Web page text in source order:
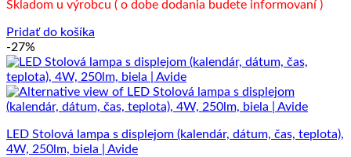
bola:
je:
Skladom u výrobcu ( o dobe dodania budete informovaní )
Pridať do košíka
-27%
LED Stolová lampa s displejom (kalendár, dátum, čas, teplota),
4W, 250lm, biela | Avide